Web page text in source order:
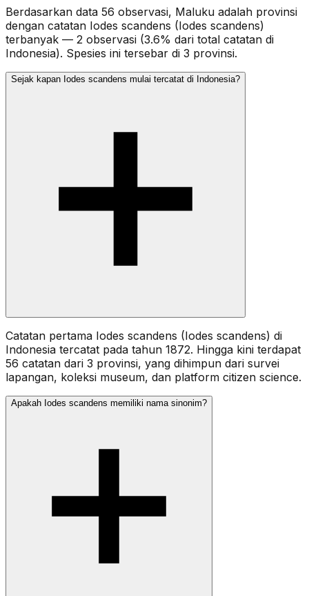
Berdasarkan data 56 observasi, Maluku adalah provinsi
dengan catatan Iodes scandens (Iodes scandens)
terbanyak — 2 observasi (3.6% dari total catatan di
Indonesia). Spesies ini tersebar di 3 provinsi.
Sejak kapan Iodes scandens mulai tercatat di Indonesia?
Catatan pertama Iodes scandens (Iodes scandens) di
Indonesia tercatat pada tahun 1872. Hingga kini terdapat
56 catatan dari 3 provinsi, yang dihimpun dari survei
lapangan, koleksi museum, dan platform citizen science.
Apakah Iodes scandens memiliki nama sinonim?